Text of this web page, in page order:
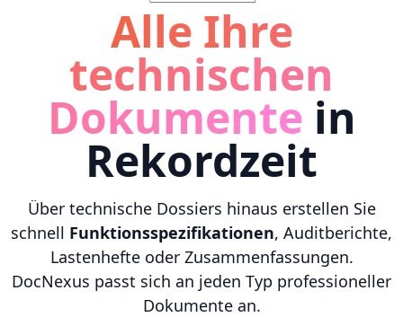
Alle Ihre
technischen
Dokumente in
Rekordzeit
Über technische Dossiers hinaus erstellen Sie
schnell Funktionsspezifikationen, Auditberichte,
Lastenhefte oder Zusammenfassungen.
DocNexus passt sich an jeden Typ professioneller
Dokumente an.